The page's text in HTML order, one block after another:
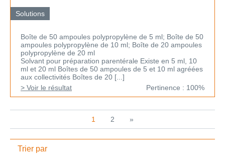
Solutions
Boîte de 50 ampoules polypropylène de 5 ml; Boîte de 50
ampoules polypropylène de 10 ml; Boîte de 20 ampoules
polypropylène de 20 ml
Solvant pour préparation parentérale Existe en 5 ml, 10
ml et 20 ml Boîtes de 50 ampoules de 5 et 10 ml agréées
aux collectivités Boîtes de 20 [...]
> Voir le résultat
Pertinence : 100%
1 2 »
Trier par